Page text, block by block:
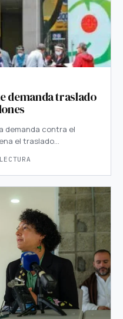
demanda traslado
demanda contra el
el traslado…